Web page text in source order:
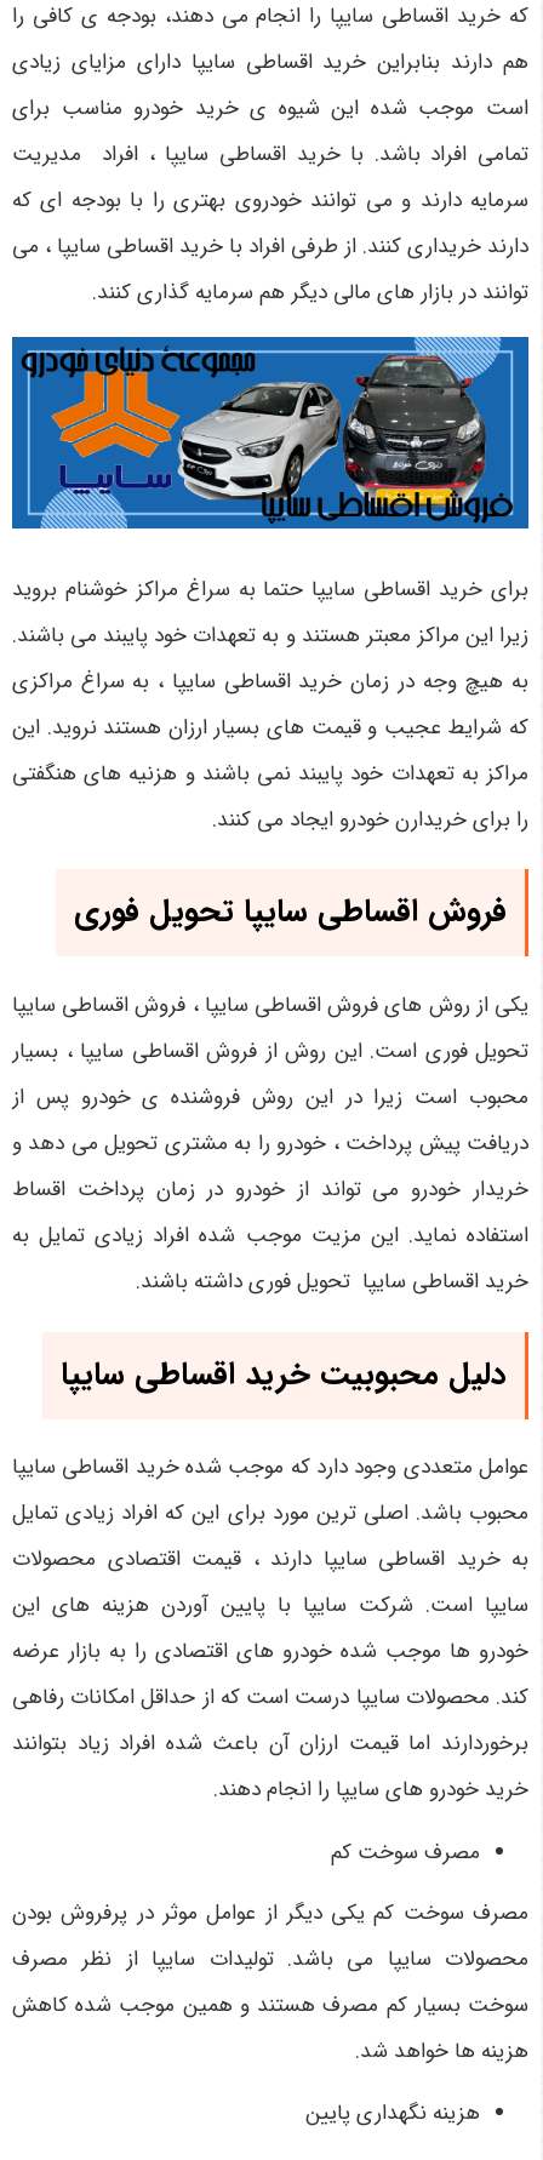
که خرید اقساطی سایپا را انجام می دهند، بودجه ی کافی را
هم دارند بنابراین خرید اقساطی سایپا دارای مزایای زیادی
است موجب شده این شیوه ی خرید خودرو مناسب برای
تمامی افراد باشد. با خرید اقساطی سایپا ، افراد مدیریت
سرمایه دارند و می توانند خودروی بهتری را با بودجه ای که
دارند خریداری کنند. از طرفی افراد با خرید اقساطی سایپا ، می
توانند در بازار های مالی دیگر هم سرمایه گذاری کنند.
برای خرید اقساطی سایپا حتما به سراغ مراکز خوشنام بروید
زیرا این مراکز معبتر هستند و به تعهدات خود پایبند می باشند.
به هیچ وجه در زمان خرید اقساطی سایپا ، به سراغ مراکزی
که شرایط عجیب و قیمت های بسیار ارزان هستند نروید. این
مراکز به تعهدات خود پایبند نمی باشند و هزنیه های هنگفتی
را برای خریدارن خودرو ایجاد می کنند.
فروش اقساطی سایپا تحویل فوری
یکی از روش های فروش اقساطی سایپا ، فروش اقساطی سایپا
تحویل فوری است. این روش از فروش اقساطی سایپا ، بسیار
محبوب است زیرا در این روش فروشنده ی خودرو پس از
دریافت پیش پرداخت ، خودرو را به مشتری تحویل می دهد و
خریدار خودرو می تواند از خودرو در زمان پرداخت اقساط
استفاده نماید. این مزیت موجب شده افراد زیادی تمایل به
خرید اقساطی سایپا تحویل فوری داشته باشند.
دلیل محبوبیت خرید اقساطی سایپا
عوامل متعددی وجود دارد که موجب شده خرید اقساطی سایپا
محبوب باشد. اصلی ترین مورد برای این که افراد زیادی تمایل
به خرید اقساطی سایپا دارند ، قیمت اقتصادی محصولات
سایپا است. شرکت سایپا با پایین آوردن هزینه های این
خودرو ها موجب شده خودرو های اقتصادی را به بازار عرضه
کند. محصولات سایپا درست است که از حداقل امکانات رفاهی
برخوردارند اما قیمت ارزان آن باعث شده افراد زیاد بتوانند
خرید خودرو های سایپا را انجام دهند.
مصرف سوخت کم
مصرف سوخت کم یکی دیگر از عوامل موثر در پرفروش بودن
محصولات سایپا می باشد. تولیدات سایپا از نظر مصرف
سوخت بسیار کم مصرف هستند و همین موجب شده کاهش
هزینه ها خواهد شد.
هزینه نگهداری پایین